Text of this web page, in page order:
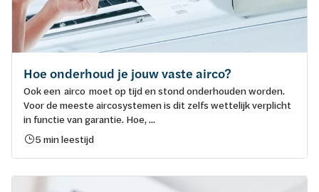
Hoe onderhoud je jouw vaste airco?
Ook een airco moet op tijd en stond onderhouden worden.
Voor de meeste aircosystemen is dit zelfs wettelijk verplicht
in functie van garantie. Hoe, ...
5 min leestijd